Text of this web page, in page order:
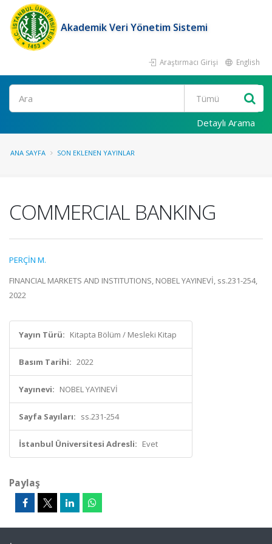
Akademik Veri Yönetim Sistemi
Araştırmacı Girişi English
Ara
Detaylı Arama
ANA SAYFA SON EKLENEN YAYINLAR
COMMERCIAL BANKING
PERÇİN M.
FINANCIAL MARKETS AND INSTITUTIONS, NOBEL YAYINEVİ, ss.231-254,
2022
Yayın Türü: Kitapta Bölüm / Mesleki Kitap
Basım Tarihi: 2022
Yayınevi: NOBEL YAYINEVİ
Sayfa Sayıları: ss.231-254
İstanbul Üniversitesi Adresli: Evet
Paylaş